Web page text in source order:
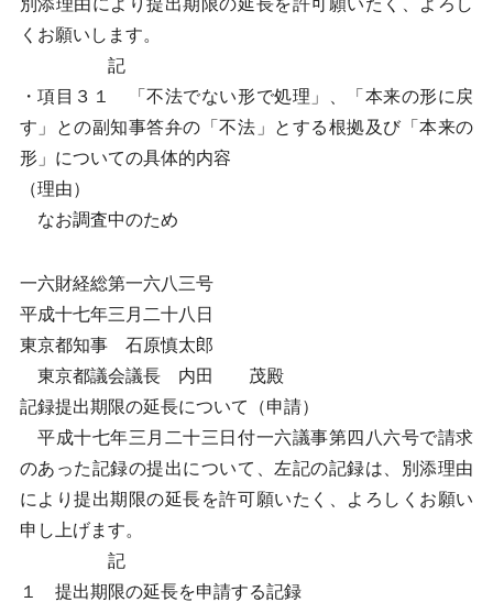
別添理由により提出期限の延長を許可願いたく、よろし
くお願いします。
記
・項目３１ 「不法でない形で処理」、「本来の形に戻
す」との副知事答弁の「不法」とする根拠及び「本来の
形」についての具体的内容
（理由）
なお調査中のため
一六財経総第一六八三号
平成十七年三月二十八日
東京都知事 石原慎太郎
東京都議会議長 内田 茂殿
記録提出期限の延長について（申請）
平成十七年三月二十三日付一六議事第四八六号で請求
のあった記録の提出について、左記の記録は、別添理由
により提出期限の延長を許可願いたく、よろしくお願い
申し上げます。
記
１ 提出期限の延長を申請する記録